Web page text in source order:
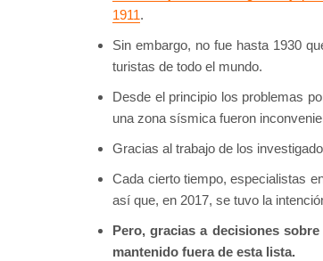
1911.
Sin embargo, no fue hasta 1930
turistas de todo el mundo.
Desde el principio los problemas
una zona sísmica fueron
Gracias al trabajo de los
Cada cierto tiempo, especialistas
así que, en 2017, se tuvo la
Pero, gracias a decisiones
mantenido fuera de esta lista.